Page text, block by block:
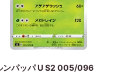
ンパッパ U S2 005/096